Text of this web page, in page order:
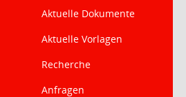
Aktuelle Dokumente
Aktuelle Vorlagen
Recherche
Anfragen